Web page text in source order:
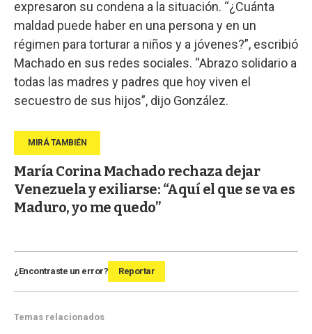
expresaron su condena a la situación. “¿Cuánta
maldad puede haber en una persona y en un
régimen para torturar a niños y a jóvenes?”, escribió
Machado en sus redes sociales. “Abrazo solidario a
todas las madres y padres que hoy viven el
secuestro de sus hijos”, dijo González.
María Corina Machado rechaza dejar
Venezuela y exiliarse: “Aquí el que se va es
Maduro, yo me quedo”
¿Encontraste un error? Reportar
Temas relacionados